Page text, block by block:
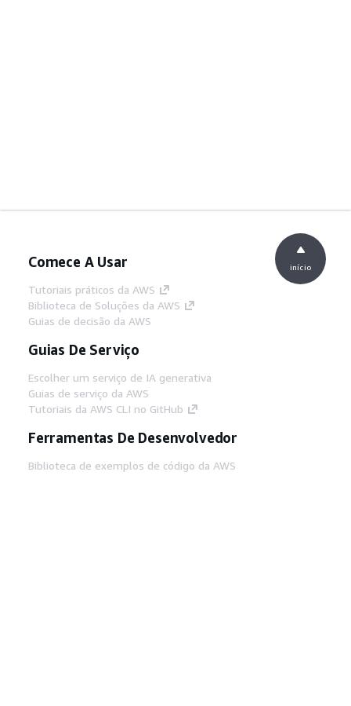
Comece A Usar
Tutoriais práticos da AWS
Biblioteca de Soluções da AWS
Guias de decisão da AWS
Guias De Serviço
Escolher um serviço de IA generativa
Guias de serviço da AWS
Tutoriais da AWS CLI no GitHub
Ferramentas De Desenvolvedor
Biblioteca de exemplos de código da AWS
início